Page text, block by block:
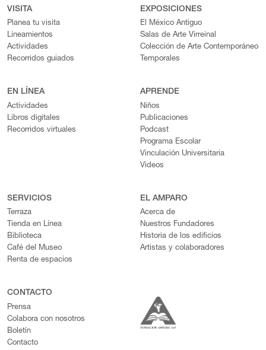
VISITA
Planea tu visita
Lineamientos
Actividades
Recorridos guiados
EXPOSICIONES
El México Antiguo
Salas de Arte Virreinal
Colección de Arte Contemporáneo
Temporales
EN LÍNEA
Actividades
Libros digitales
Recorridos virtuales
APRENDE
Niños
Publicaciones
Podcast
Programa Escolar
Vinculación Universitaria
Videos
SERVICIOS
Terraza
Tienda en Línea
Biblioteca
Café del Museo
Renta de espacios
EL AMPARO
Acerca de
Nuestros Fundadores
Historia de los edificios
Artistas y colaboradores
CONTACTO
Prensa
Colabora con nosotros
Boletín
Contacto